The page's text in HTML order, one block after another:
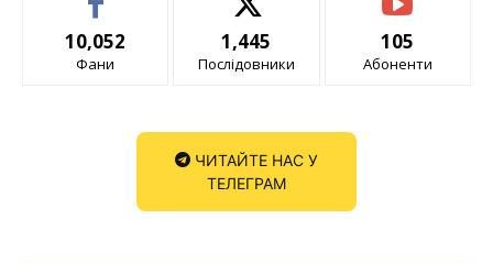
10,052
Фани
1,445
Послідовники
105
Абоненти
ЧИТАЙТЕ НАС У
ТЕЛЕГРАМ